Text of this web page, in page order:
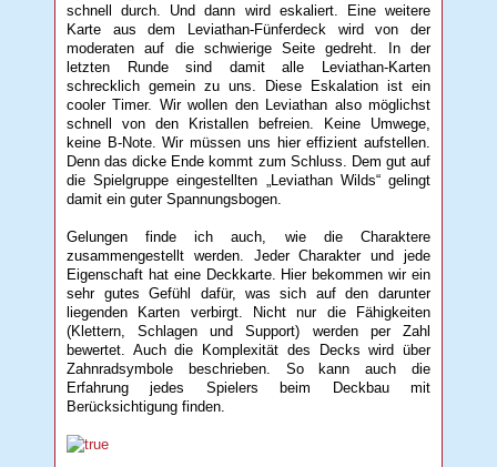
schnell durch. Und dann wird eskaliert. Eine weitere
Karte aus dem Leviathan-Fünferdeck wird von der
moderaten auf die schwierige Seite gedreht. In der
letzten Runde sind damit alle Leviathan-Karten
schrecklich gemein zu uns. Diese Eskalation ist ein
cooler Timer. Wir wollen den Leviathan also möglichst
schnell von den Kristallen befreien. Keine Umwege,
keine B-Note. Wir müssen uns hier effizient aufstellen.
Denn das dicke Ende kommt zum Schluss. Dem gut auf
die Spielgruppe eingestellten „Leviathan Wilds“ gelingt
damit ein guter Spannungsbogen.
Gelungen finde ich auch, wie die Charaktere
zusammengestellt werden. Jeder Charakter und jede
Eigenschaft hat eine Deckkarte. Hier bekommen wir ein
sehr gutes Gefühl dafür, was sich auf den darunter
liegenden Karten verbirgt. Nicht nur die Fähigkeiten
(Klettern, Schlagen und Support) werden per Zahl
bewertet. Auch die Komplexität des Decks wird über
Zahnradsymbole beschrieben. So kann auch die
Erfahrung jedes Spielers beim Deckbau mit
Berücksichtigung finden.